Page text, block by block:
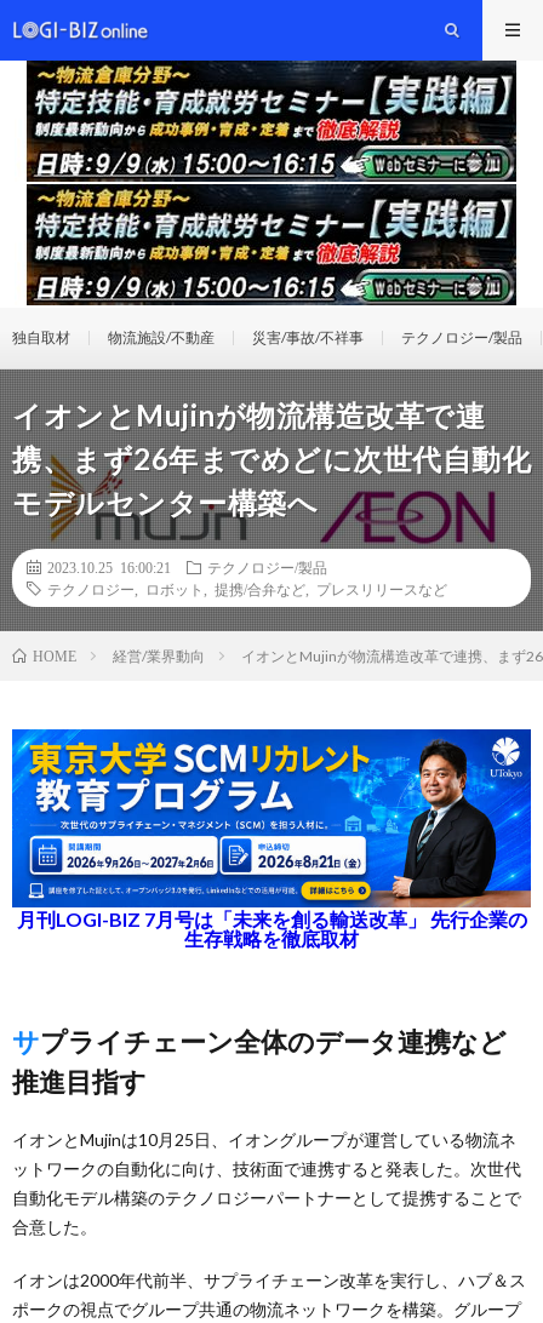
独自取材 物流施設/不動産 災害/事故/不祥事 テクノロジー/製品
イオンとMujinが物流構造改革で連
携、まず26年までめどに次世代自動化
モデルセンター構築へ
2023.10.25 16:00:21
テクノロジー/製品
テクノロジー
ロボット 提携/合弁など プレスリリースなど
HOME 経営/業界動向 イオンとMujinが物流構造改革で連携、まず
月刊LOGI-BIZ 7月号は「未来を創る輸送改革」 先行企業の
生存戦略を徹底取材
サプライチェーン全体のデータ連携など
推進目指す
イオンとMujinは10月25日、イオングループが運営している物流ネ
ットワークの自動化に向け、技術面で連携すると発表した。次世代
自動化モデル構築のテクノロジーパートナーとして提携することで
合意した。
イオンは2000年代前半、サプライチェーン改革を実行し、ハブ＆ス
ポークの視点でグループ共通の物流ネットワークを構築。グループ